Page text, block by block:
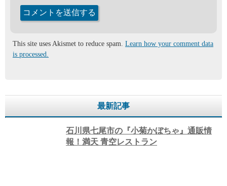
This site uses Akismet to reduce spam. Learn how your comment data
is processed.
最新記事
石川県七尾市の『小菊かぼちゃ』通販情
報！満天 青空レストラン